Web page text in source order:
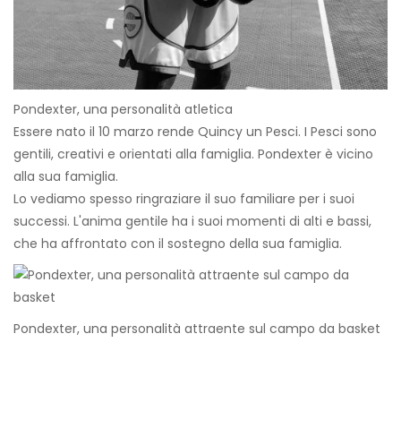
Pondexter, una personalità atletica
Essere nato il 10 marzo rende Quincy un Pesci. I Pesci sono
gentili, creativi e orientati alla famiglia. Pondexter è vicino
alla sua famiglia.
Lo vediamo spesso ringraziare il suo familiare per i suoi
successi. L'anima gentile ha i suoi momenti di alti e bassi,
che ha affrontato con il sostegno della sua famiglia.
Pondexter, una personalità attraente sul campo da basket